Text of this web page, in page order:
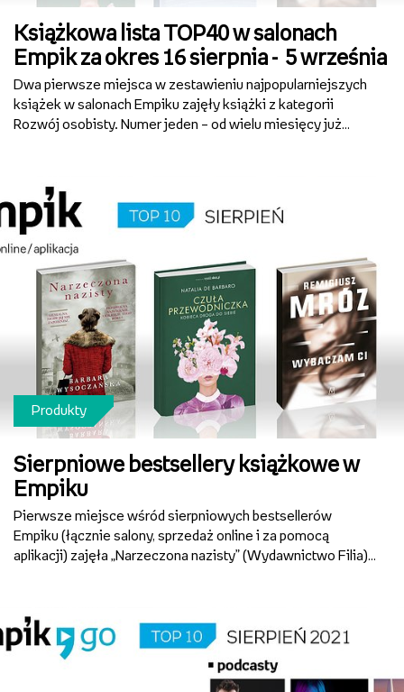
Książkowa lista TOP40 w salonach
Empik za okres 16 sierpnia - 5 września
Dwa pierwsze miejsca w zestawieniu najpopularniejszych
książek w salonach Empiku zajęły książki z kategorii
Rozwój osobisty. Numer jeden – od wielu miesięcy już
Produkty
Sierpniowe bestsellery książkowe w
Empiku
Pierwsze miejsce wśród sierpniowych bestsellerów
Empiku (łącznie salony, sprzedaż online i za pomocą
aplikacji) zajęła „Narzeczona nazisty” (Wydawnictwo Filia).
si...